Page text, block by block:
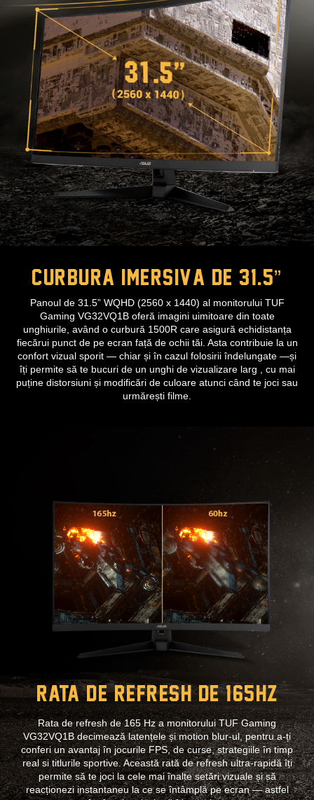
Curbura imersiva de 31.5”
Panoul de 31.5” WQHD (2560 x 1440) al monitorului TUF
Gaming VG32VQ1B oferă imagini uimitoare din toate
unghiurile, având o curbură 1500R care asigură echidistanța
fiecărui punct de pe ecran față de ochii tăi. Asta contribuie la un
confort vizual sporit — chiar și în cazul folosirii îndelungate —și
îți permite să te bucuri de un unghi de vizualizare larg , cu mai
puține distorsiuni și modificări de culoare atunci când te joci sau
urmărești filme.
Rata de refresh de 165Hz
Rata de refresh de 165 Hz a monitorului TUF Gaming
VG32VQ1B decimează latențele și motion blur-ul, pentru a-ți
conferi un avantaj în jocurile FPS, de curse, strategiile în timp
real si titlurile sportive. Această rată de refresh ultra-rapidă îți
permite să te joci la cele mai înalte setări vizuale și să
reacționezi instantaneu la ce se întâmplă pe ecran — astfel